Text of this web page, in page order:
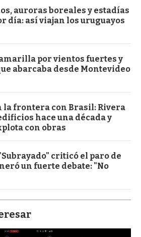
auroras boreales y estadías
día: así viajan los uruguayos
por vientos fuertes y
abarcaba desde Montevideo
la frontera con Brasil: Rivera
hace una década y
con obras
criticó el paro de
un fuerte debate: "No